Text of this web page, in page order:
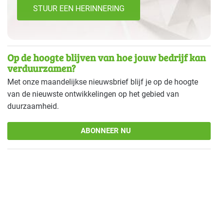
STUUR EEN HERINNERING
Op de hoogte blijven van hoe jouw bedrijf kan
verduurzamen?
Met onze maandelijkse nieuwsbrief blijf je op de hoogte
van de nieuwste ontwikkelingen op het gebied van
duurzaamheid.
ABONNEER NU